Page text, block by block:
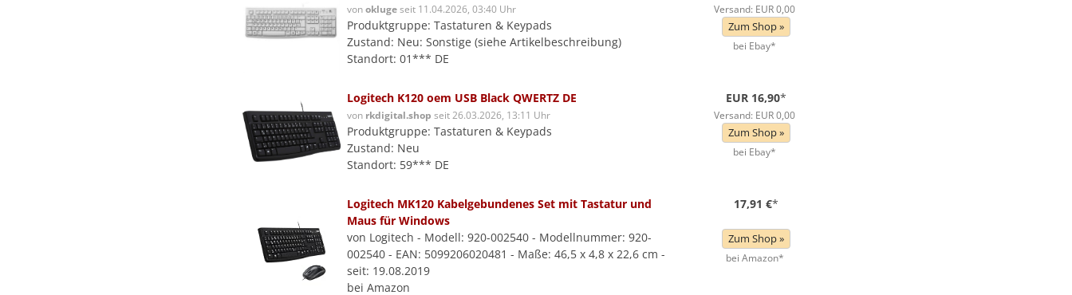
vonoklugeseit 11.04.2026, 03:40 Uhr
Produktgruppe: Tastaturen & Keypads
Zustand: Neu: Sonstige (siehe Artikelbeschreibung)
Standort: 01*** DE
Versand: EUR 0,00
Zum Shop »
bei Ebay*
Logitech K120 oem USB Black QWERTZ DE
von rkdigital.shop seit 26.03.2026, 13:11 Uhr
Produktgruppe: Tastaturen & Keypads
Zustand: Neu
Standort: 59*** DE
EUR 16,90*
Versand: EUR 0,00
Zum Shop »
bei Ebay*
Logitech MK120 Kabelgebundenes Set mit Tastatur und
Maus für Windows
von Logitech - Modell: 920-002540 - Modellnummer: 920-
002540 - EAN: 5099206020481 - Maße: 46,5 x 4,8 x 22,6 cm -
seit: 19.08.2019
bei Amazon
17,91 €*
Zum Shop »
bei Amazon*